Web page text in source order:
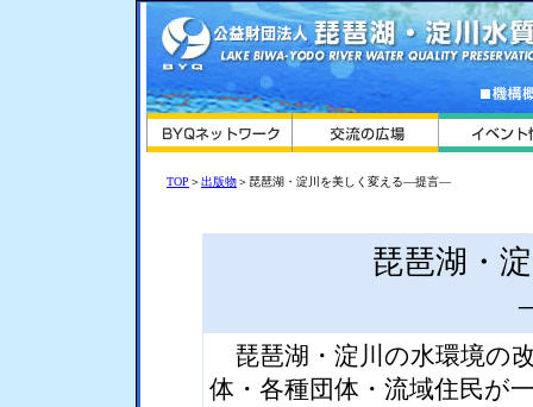
TOP ＞出版物＞琵琶湖・淀川を美しく変える―提言―
琵琶湖・
琵琶湖・淀川の水環境の
体・各種団体・流域住民が